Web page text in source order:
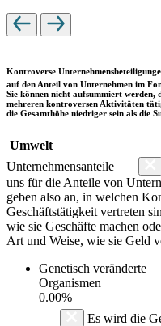
Kontroverse
auf den Anteil von Unternehmen im
Sie können nicht aufsummiert werden,
mehreren kontroversen Aktivitäten
die Gesamthöhe niedriger sein als die
Umwelt
Unternehmensanteile
uns für die Anteile von
geben also an, in welchen
Geschäftstätigkeit vertreten
wie sie Geschäfte machen
Art und Weise, wie sie Geld
Genetisch veränderte
Organismen
0.00%
Es wird die